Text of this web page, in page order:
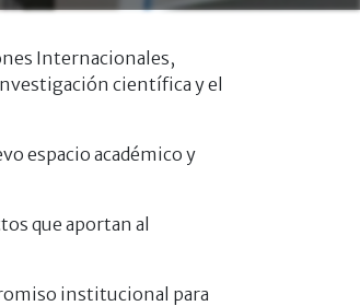
Internacionales,
científica y el
espacio académico y
que aportan al
institucional para